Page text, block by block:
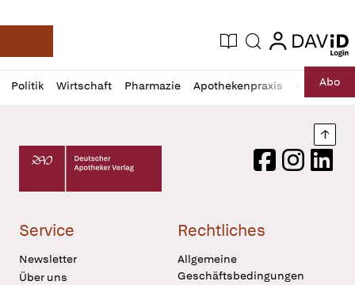
Deutsche Apotheker Zeitung
Aktuelle Ausgabe
Suche login
login
Politik Wirtschaft Pharmazie Apothekenpraxis RechtAbo
Profil
öffnen
Daz
Pur
Deutscher Apotheker Verlag Logo
FacebookInstagram
Service
Newsletter
Über uns
Rechtliches
Allgemeine
Geschäftsbedingungen